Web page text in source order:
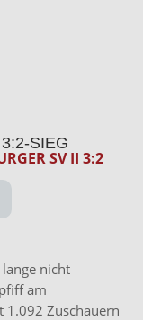
SIEG
SV II 3:2
nicht
am
1.092 Zuschauern